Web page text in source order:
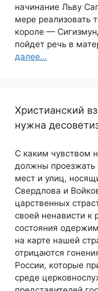
начинание Льву
мере реализовать
короле —
пойдет речь в
далее…
Христианский
нужна
С каким чувством
должны
мест и улиц,
Свердлова и
царственных
своей ненависти к
состояния
на карте нашей
отрицаются
России, которые
среде